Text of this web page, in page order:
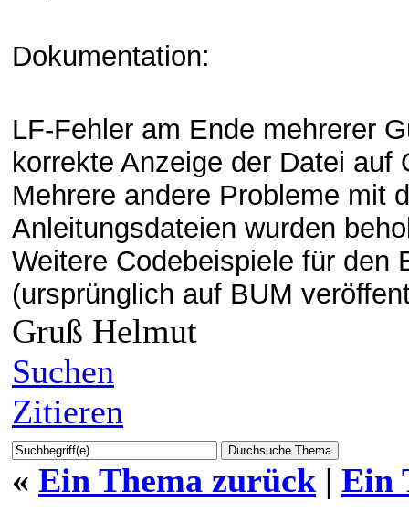
Dokumentation:
LF-Fehler am Ende mehrerer
korrekte Anzeige der Datei
Mehrere andere Probleme mit
Anleitungsdateien wurden
Weitere Codebeispiele für den
(ursprünglich auf BUM
Gruß Helmut
Suchen
Zitieren
« Ein Thema zurück | Ein